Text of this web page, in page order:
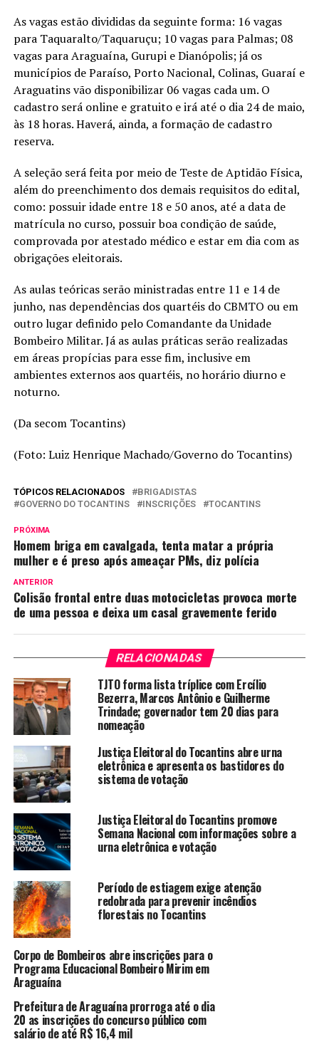
As vagas estão divididas da seguinte forma: 16 vagas
para Taquaralto/Taquaruçu; 10 vagas para Palmas; 08
vagas para Araguaína, Gurupi e Dianópolis; já os
municípios de Paraíso, Porto Nacional, Colinas, Guaraí e
Araguatins vão disponibilizar 06 vagas cada um. O
cadastro será online e gratuito e irá até o dia 24 de maio,
às 18 horas. Haverá, ainda, a formação de cadastro
reserva.
A seleção será feita por meio de Teste de Aptidão Física,
além do preenchimento dos demais requisitos do edital,
como: possuir idade entre 18 e 50 anos, até a data de
matrícula no curso, possuir boa condição de saúde,
comprovada por atestado médico e estar em dia com as
obrigações eleitorais.
As aulas teóricas serão ministradas entre 11 e 14 de
junho, nas dependências dos quartéis do CBMTO ou em
outro lugar definido pelo Comandante da Unidade
Bombeiro Militar. Já as aulas práticas serão realizadas
em áreas propícias para esse fim, inclusive em
ambientes externos aos quartéis, no horário diurno e
noturno.
(Da secom Tocantins)
(Foto: Luiz Henrique Machado/Governo do Tocantins)
TÓPICOS RELACIONADOS
BRIGADISTAS
GOVERNO DO TOCANTINS
INSCRIÇÕES TOCANTINS
PRÓXIMA
Homem briga em cavalgada, tenta matar a própria
mulher e é preso após ameaçar PMs, diz polícia
ANTERIOR
Colisão frontal entre duas motocicletas provoca morte
de uma pessoa e deixa um casal gravemente ferido
RELACIONADAS
TJTO forma lista tríplice com Ercílio
Bezerra, Marcos Antônio e Guilherme
Trindade; governador tem 20 dias para
nomeação
Justiça Eleitoral do Tocantins abre urna
eletrônica e apresenta os bastidores do
sistema de votação
Justiça Eleitoral do Tocantins promove
Semana Nacional com informações sobre a
urna eletrônica e votação
Período de estiagem exige atenção
redobrada para prevenir incêndios
florestais no Tocantins
Corpo de Bombeiros abre inscrições para o
Programa Educacional Bombeiro Mirim em
Araguaína
Prefeitura de Araguaína prorroga até o dia
20 as inscrições do concurso público com
salário de até R$ 16,4 mil